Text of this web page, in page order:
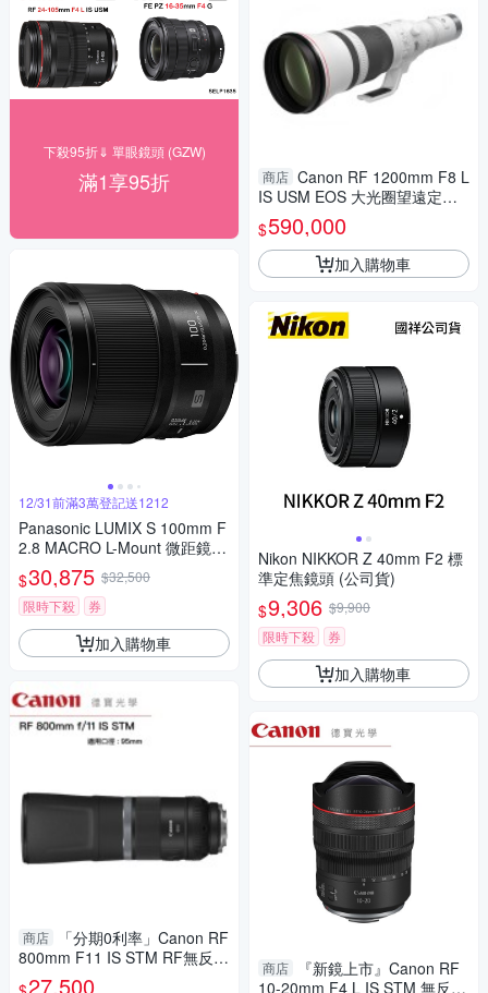
下殺95折⇓ 單眼鏡頭 (GZW)
滿1享95折
12/31前滿3萬登記送1212
Panasonic LUMIX S 100mm F
2.8 MACRO L-Mount 微距鏡頭
公司貨 S-E100
$30,875 $32,500
限時下殺
券
加入購物車
商店
「分期0利率」Canon RF
800mm F11 IS STM RF無反專
用鏡 台灣佳能總代理公司貨 飛
27,500
商店 Canon RF 1200mm F8 L
IS USM EOS 大光圈望遠定焦
鏡 台灣佳能公司貨 望遠 天文
飛羽 追星 棒球 必備
$590,000
加入購物車
Nikon NIKKOR Z 40mm F2 標
準定焦鏡頭 (公司貨)
$9,306 $9,900
限時下殺
券
加入購物車
商店
『新鏡上市』Canon RF
10-20mm F4 L IS STM 無反系